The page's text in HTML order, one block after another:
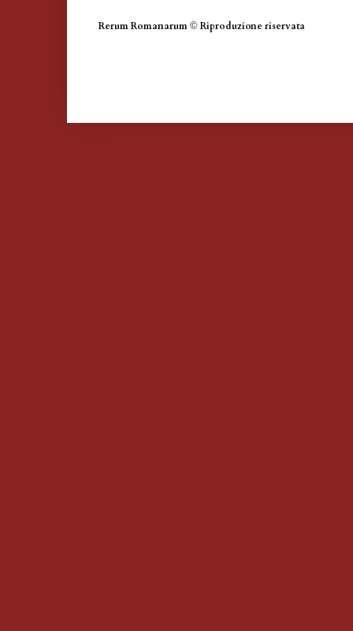
Rerum Romanarum © Riproduzione riservata